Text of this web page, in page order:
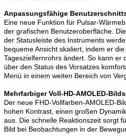
Anpassungsfähige
Eine neue Funktion für Pulsar-
der grafischen Benutzeroberfläche.
der Statusleiste des Instruments
bequeme Ansicht skaliert, indem er
Tageszielfernrohrs ändert. So kann er
über den Status des Vorsatzes
Menü in einem weiten Bereich von
Mehrfarbiger Voll-HD-AMOLED-
Der neue FHD-Vollfarben-AMOLED-
hohen Kontrast, einen großen
aus. Die schnelle Reaktionszeit sorgt
Bild bei Beobachtungen in der